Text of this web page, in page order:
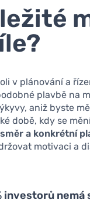
v plánování a
plavbě na
aniž byste
době, kdy se
a konkrétní
motivaci a
investorů